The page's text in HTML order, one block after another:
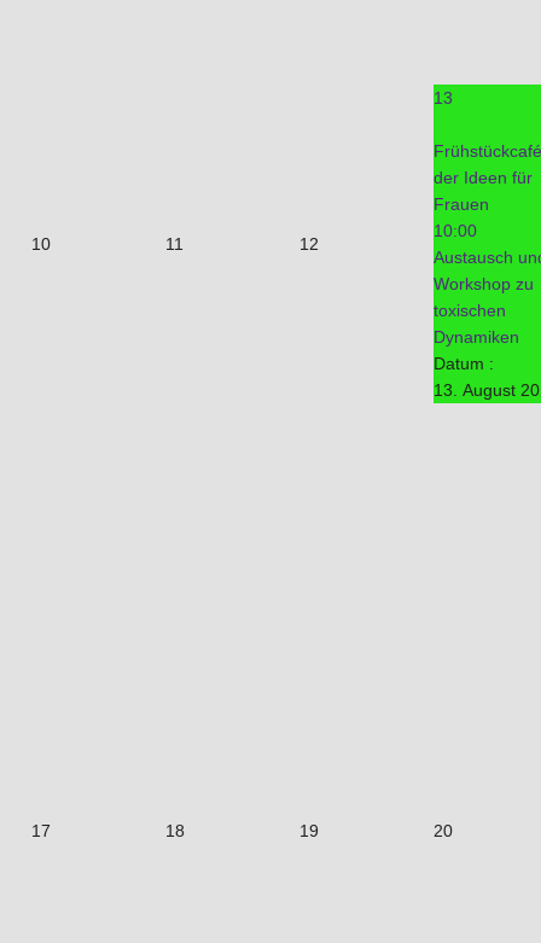
10 11 12
13
Frühstückcafé
der Ideen für
Frauen
10:00
Austausch
Workshop zu
toxischen
Dynamiken
Datum :
13. August
17 18 19 20